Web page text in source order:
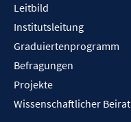
Leitbild
Institutsleitung
Graduiertenprogramm
Befragungen
Projekte
Wissenschaftlicher Beirat